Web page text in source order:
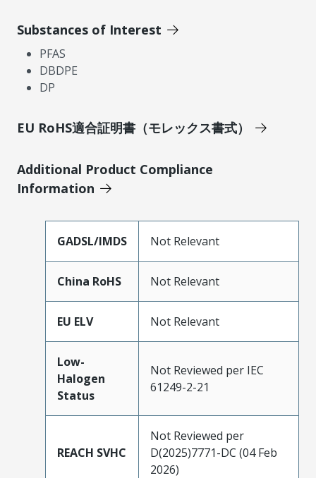
Substances of Interest
PFAS
DBDPE
DP
EU RoHS適合証明書（モレックス書式）
Additional Product Compliance
Information
GADSL/IMDS Not Relevant
China RoHS Not Relevant
EU ELV Not Relevant
Low-
Halogen
Status
Not Reviewed per IEC
61249-2-21
REACH SVHC
Not Reviewed per
D(2025)7771-DC (04 Feb
2026)